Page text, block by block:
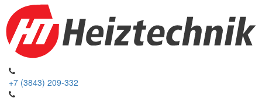
+7 (3843) 209-332